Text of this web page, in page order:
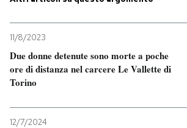
SHOP
11/8/2023
Due donne detenute sono morte a poche
ore di distanza nel carcere Le Vallette di
Torino
12/7/2024